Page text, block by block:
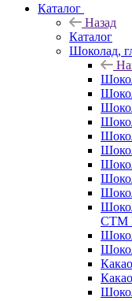
Каталог
Назад
Каталог
Шоколад,
СТМ